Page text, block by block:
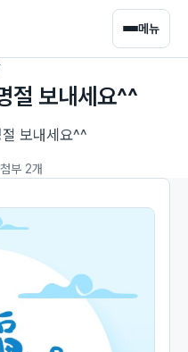
메뉴
절 보내세요^^
보내세요^^
첨부 2개